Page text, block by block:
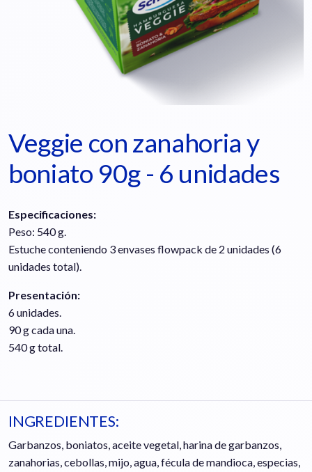
Veggie con zanahoria y
boniato 90g - 6 unidades
Especificaciones:
Peso: 540 g.
Estuche conteniendo 3 envases flowpack de 2 unidades (6
unidades total).
Presentación:
6 unidades.
90 g cada una.
540 g total.
INGREDIENTES:
Garbanzos, boniatos, aceite vegetal, harina de garbanzos,
zanahorias, cebollas, mijo, agua, fécula de mandioca, especias,